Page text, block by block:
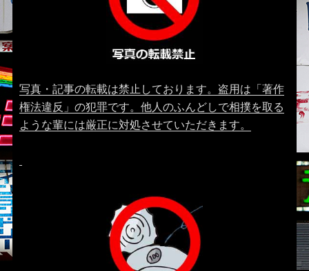
写真・記事の転載は禁止しております。盗用は「著作
権法違反」の犯罪です。他人のふんどしで相撲を取る
ような輩には厳正に対処させていただきます。